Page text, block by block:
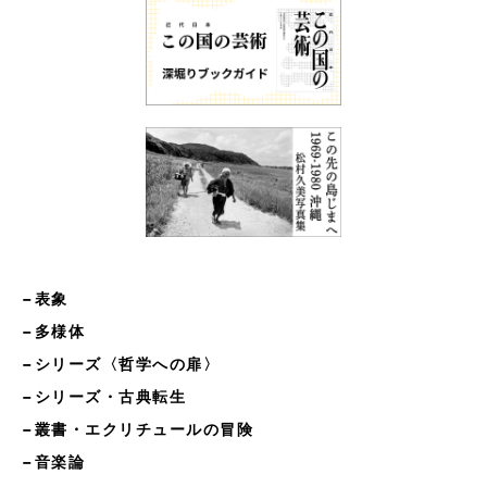
−表象
−多様体
−シリーズ〈哲学への扉〉
−シリーズ・古典転生
−叢書・エクリチュールの冒険
−音楽論